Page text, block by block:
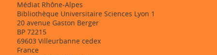
Médiat Rhône-Alpes
Bibliothèque Universitaire Sciences Lyon 1
20 avenue Gaston Berger
BP 72215
69603 Villeurbanne cedex
France